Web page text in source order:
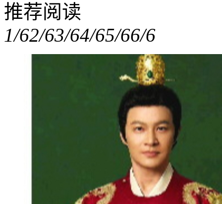
推荐阅读
1/62/63/64/65/66/6